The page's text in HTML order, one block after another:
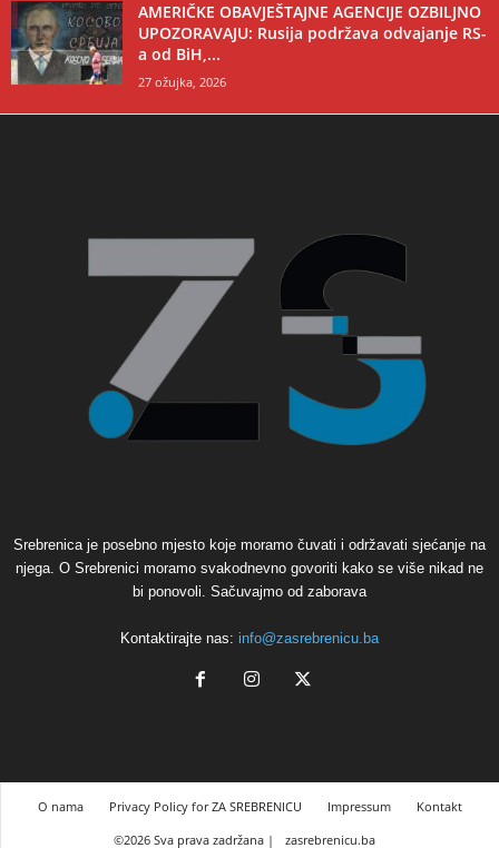
AMERIČKE OBAVJEŠTAJNE AGENCIJE OZBILJNO
UPOZORAVAJU: Rusija podržava odvajanje RS-
a od BiH,...
27 ožujka, 2026
Srebrenica je posebno mjesto koje moramo čuvati i održavati sjećanje na
njega. O Srebrenici moramo svakodnevno govoriti kako se više nikad ne
bi ponovoli. Sačuvajmo od zaborava
Kontaktirajte nas: info@zasrebrenicu.ba
O nama Privacy Policy for ZA SREBRENICU Impressum
Kontakt
©2026 Sva prava zadržana |
zasrebrenicu.ba